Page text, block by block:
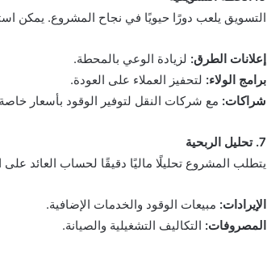
التسويق يلعب دورًا حيويًا في نجاح المشروع. يمكن
إعلانات الطرق: لزيادة الوعي بالمحطة.
برامج الولاء: لتحفيز العملاء على العودة.
شراكات: مع شركات النقل لتوفير الوقود بأسعار
7. تحليل الربحية
يتطلب المشروع تحليلًا ماليًا دقيقًا لحساب العائد على
الإيرادات: مبيعات الوقود والخدمات الإضافية.
المصروفات: التكاليف التشغيلية والصيانة.